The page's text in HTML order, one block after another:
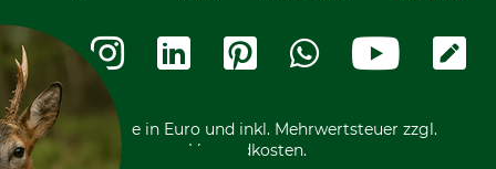
Widerrufsformular
Kostenloser Rückversand
Nachhaltigkeit
Entsorgung und Umwelt
Datenschutz Print
Vorkasse
Ladengeschäft
Motorgeräteshop
Über uns
Community
International
Alle Preise in Euro und inkl. Mehrwertsteuer zzgl.
Versandkosten.